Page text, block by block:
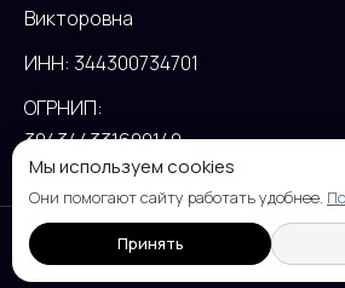
Викторовна
ИНН: 344300734701
ОГРНИП:
304344331600140
© 2026 «СлухКомфорт». Разработка —
Политика
Мы используем cookies
Они помогают сайту работать удобнее.
Принять